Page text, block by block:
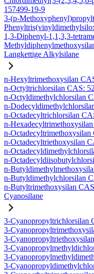
157499-19-9
3-(p-
1,3-Diphenyl-1,1,3,3-
Langkettige Alkylsilane
n-Hexyltrimethoxysilan
n-Octyltrichlorsilan CAS:
n-Octyldimethylchlorsilan
n-
n-Octadecyltrichlorsilan
n-
n-
n-Octadecyltriethoxysilan
n-
n-
n-
n-Butyldimethylchlorsilan
n-Butyltrimethoxysilan
Cyanosilane
3-Cyanopropyltrichlorsilan
3-
3-
3-
3-
3-